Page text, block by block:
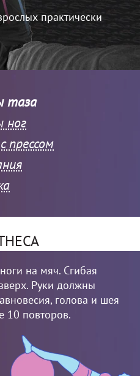
практически
на мяч. Сгибая
Руки должны
голова и шея
10 повторов.
таза
ног
прессом